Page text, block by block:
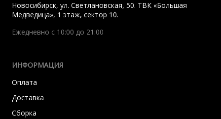
Новосибирск, ул. Светлановская, 50. ТВК «Большая
Медведица», 1 этаж, сектор 10.
Ежедневно с 10:00 до 21:00
ИНФОРМАЦИЯ
Оплата
Доставка
Сборка